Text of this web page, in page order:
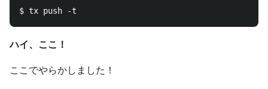
ハイ、ここ！
ここでやらかしました！